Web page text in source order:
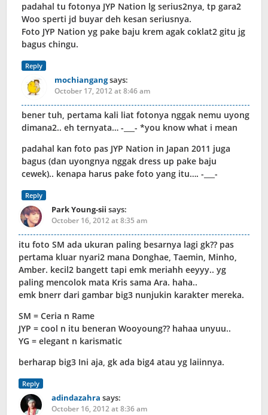
padahal tu fotonya JYP Nation lg serius2nya, tp gara2
Woo sperti jd buyar deh kesan seriusnya.
Foto JYP Nation yg pake baju krem agak coklat2 gitu jg
bagus chingu.
Reply
mochiangangsays:
October 17, 2012 at 8:46 am
bener tuh, pertama kali liat fotonya nggak nemu uyong
dimana2.. eh ternyata… -___- *you know what i mean
padahal kan foto pas JYP Nation in Japan 2011 juga
bagus (dan uyongnya nggak dress up pake baju
cewek).. kenapa harus pake foto yang itu…. -___-
Reply
Park Young-sii says:
October 16, 2012 at 8:35 am
itu foto SM ada ukuran paling besarnya lagi gk?? pas
pertama kluar nyari2 mana Donghae, Taemin, Minho,
Amber. kecil2 bangett tapi emk meriahh eeyyy.. yg
paling mencolok mata Kris sama Ara. haha..
emk bnerr dari gambar big3 nunjukin karakter mereka.
SM = Ceria n Rame
JYP = cool n itu beneran Wooyoung?? hahaa unyuu..
YG = elegant n karismatic
berharap big3 Ini aja, gk ada big4 atau yg laiinnya.
Reply
adindazahra says:
October 16, 2012 at 8:36 am